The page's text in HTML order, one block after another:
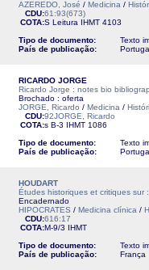
AZEREDO, José / Medicina /
CDU:61:93(673)
COTA:S Leitura IHMT 4103
Tipo de documento:
Texto
País de publicação:
RICARDO JORGE
Ricardo Jorge : notes bio
Brochado : oferta
JORGE, Ricardo / Medicina /
CDU:92JORGE, Ricardo
COTA:s B-3 IHMT 1086
Tipo de documento:
Texto
País de publicação:
HOUDART
Études historiques et critiques sur
Encadernado
HIPOCRATES / Medicina clínica /
CDU:616:17
COTA:M-9/3 IHMT
Tipo de documento:
Texto
País de publicação:
França